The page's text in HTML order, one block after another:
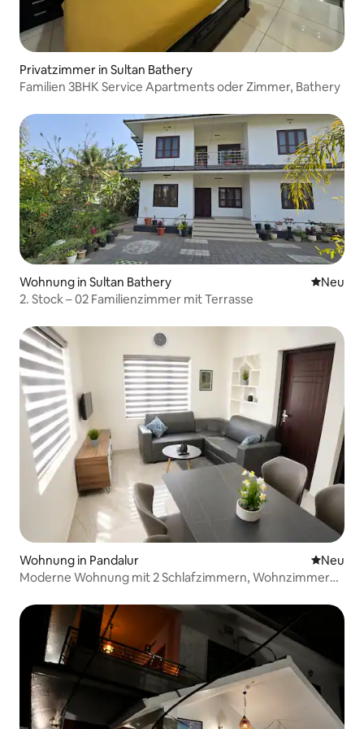
Privatzimmer in Sultan Bathery
Familien 3BHK Service Apartments oder Zimmer, Bathery
Wohnung in Sultan Bathery Neue
Neu
2. Stock – 02 Familienzimmer mit Terrasse
Wohnung in Pandalur Neue
Neu
Moderne Wohnung mit 2 Schlafzimmern, Wohnzimmer